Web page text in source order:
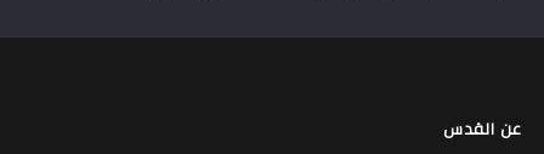
عن القدس